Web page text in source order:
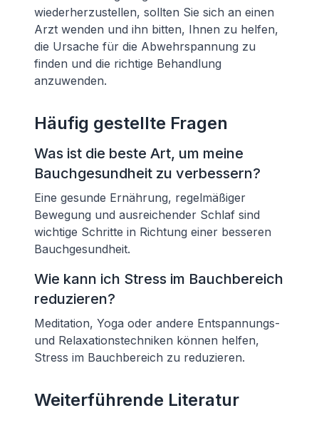
wiederherzustellen, sollten Sie sich an einen
Arzt wenden und ihn bitten, Ihnen zu helfen,
die Ursache für die Abwehrspannung zu
finden und die richtige Behandlung
anzuwenden.
Häufig gestellte Fragen
Was ist die beste Art, um meine
Bauchgesundheit zu verbessern?
Eine gesunde Ernährung, regelmäßiger
Bewegung und ausreichender Schlaf sind
wichtige Schritte in Richtung einer besseren
Bauchgesundheit.
Wie kann ich Stress im Bauchbereich
reduzieren?
Meditation, Yoga oder andere Entspannungs-
und Relaxationstechniken können helfen,
Stress im Bauchbereich zu reduzieren.
Weiterführende Literatur